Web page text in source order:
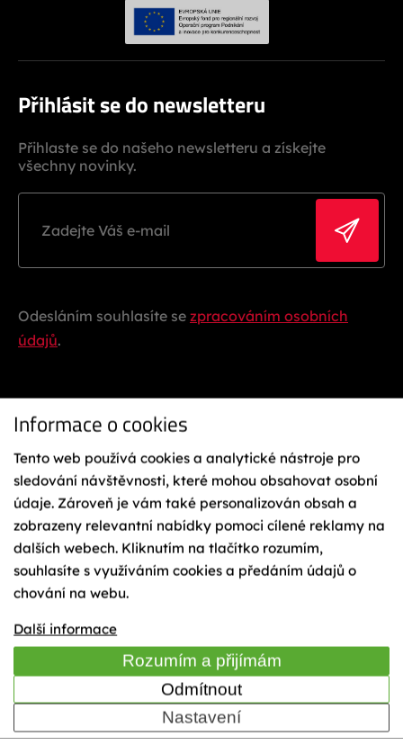
Přihlásit se do newsletteru
Přihlaste se do našeho newsletteru a získejte
všechny novinky.
Odesláním souhlasíte se zpracováním osobních
údajů.
© 2023 Sporten - KÄSTLE CZ, a.s.
Ochrana osobních údajů
Reklamační řád
Vázání na lyže
Obchodní podmínky
Cookies
Informace o cookies
Tento web používá cookies a analytické nástroje pro
sledování návštěvnosti, které mohou obsahovat osobní
údaje. Zároveň je vám také personalizován obsah a
zobrazeny relevantní nabídky pomoci cílené reklamy na
dalších webech. Kliknutím na tlačítko rozumím,
souhlasíte s využíváním cookies a předáním údajů o
chování na webu.
Další informace
Rozumím a přijímám
Odmítnout
Nastavení